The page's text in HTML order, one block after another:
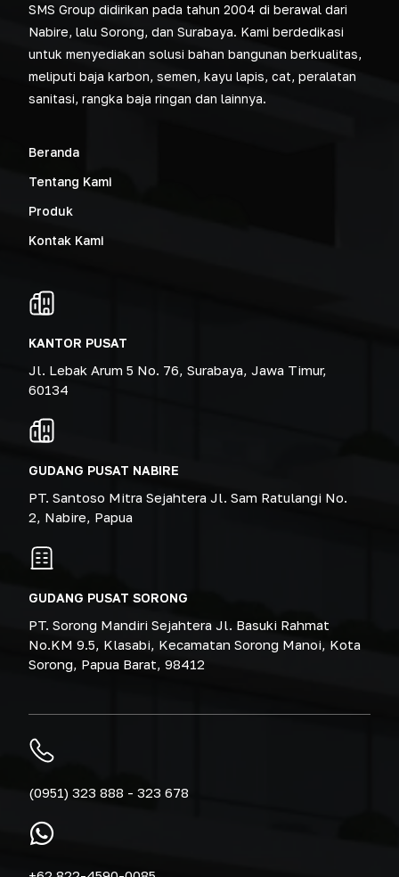
SMS Group didirikan pada tahun 2004 di berawal dari
Nabire, lalu Sorong, dan Surabaya. Kami berdedikasi
untuk menyediakan solusi bahan bangunan berkualitas,
meliputi baja karbon, semen, kayu lapis, cat, peralatan
sanitasi, rangka baja ringan dan lainnya.
Beranda
Tentang Kami
Produk
Kontak Kami
KANTOR PUSAT
Jl. Lebak Arum 5 No. 76, Surabaya, Jawa Timur,
60134
GUDANG PUSAT NABIRE
PT. Santoso Mitra Sejahtera Jl. Sam Ratulangi No.
2, Nabire, Papua
GUDANG PUSAT SORONG
PT. Sorong Mandiri Sejahtera Jl. Basuki Rahmat
No.KM 9.5, Klasabi, Kecamatan Sorong Manoi, Kota
Sorong, Papua Barat, 98412
(0951) 323 888 - 323 678